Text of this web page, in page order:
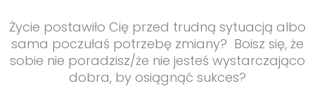
Życie postawiło Cię przed trudną sytuacją albo
sama poczułaś potrzebę zmiany? Boisz się, że
sobie nie poradzisz/że nie jesteś wystarczająco
dobra, by osiągnąć sukces?